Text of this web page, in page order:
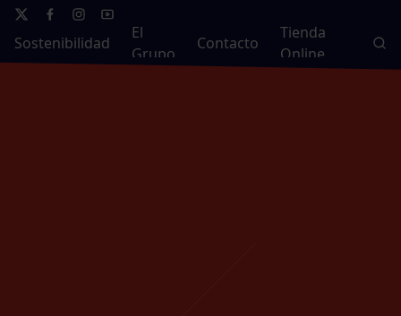
Sostenibilidad
El
Grupo
Contacto
Tienda
Online